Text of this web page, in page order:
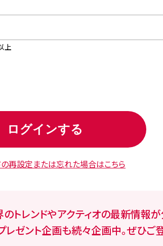
上
再設定または忘れた場合はこちら
のトレンドやアクティオの最新情報
ゼント企画も続々企画中。ぜひご